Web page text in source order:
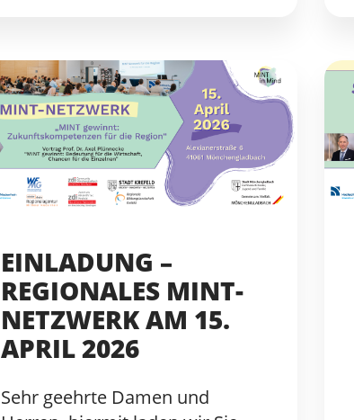
EINLADUNG –
REGIONALES MINT-
NETZWERK AM 15.
APRIL 2026
Sehr geehrte Damen und